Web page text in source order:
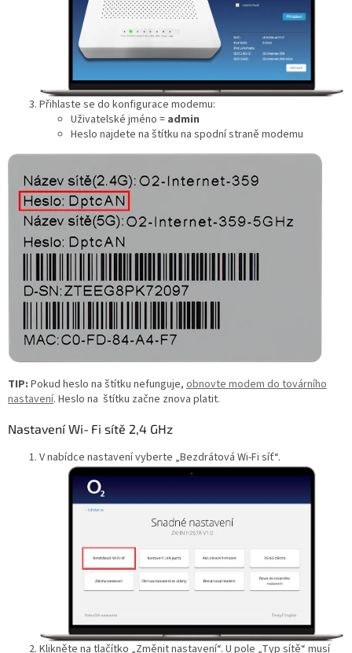
Přihlaste se do konfigurace modemu:
Uživatelské jméno = admin
Heslo najdete na štítku na spodní straně modemu
TIP: Pokud heslo na štítku nefunguje, obnovte modem do továrního
nastavení. Heslo na štítku začne znova platit.
Nastavení Wi‑Fi sítě 2,4 GHz
V nabídce nastavení vyberte „Bezdrátová Wi‑Fi síť“.
Klikněte na tlačítko „Změnit nastavení“. U pole „Typ sítě“ musí